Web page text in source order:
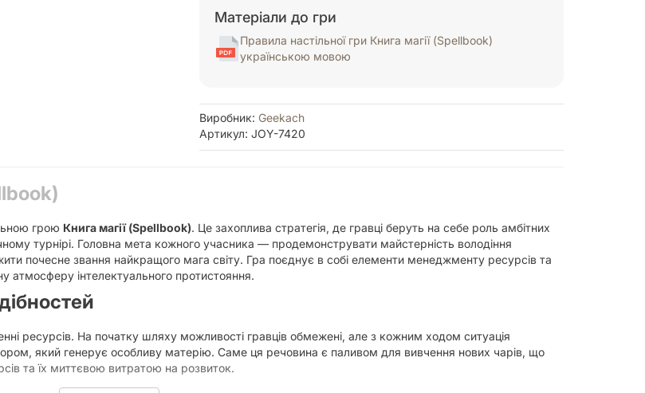
Матеріали до гри
Правила настільної гри Книга магії (Spellbook)
українською мовою
Виробник: Geekach
Артикул: JOY-7420
грою Книга магії (Spellbook). Це захоплива стратегія, де гравці беруть на себе роль амбітних
турнірі. Головна мета кожного учасника — продемонструвати майстерність володіння
почесне звання найкращого мага світу. Гра поєднує в собі елементи менеджменту ресурсів та
інтелектуального протистояння.
ресурсів. На початку шляху можливості гравців обмежені, але з кожним ходом ситуація
який генерує особливу матерію. Саме ця речовина є паливом для вивчення нових чарів, що
та їх миттєвою витратою на розвиток.